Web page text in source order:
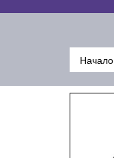
Начало